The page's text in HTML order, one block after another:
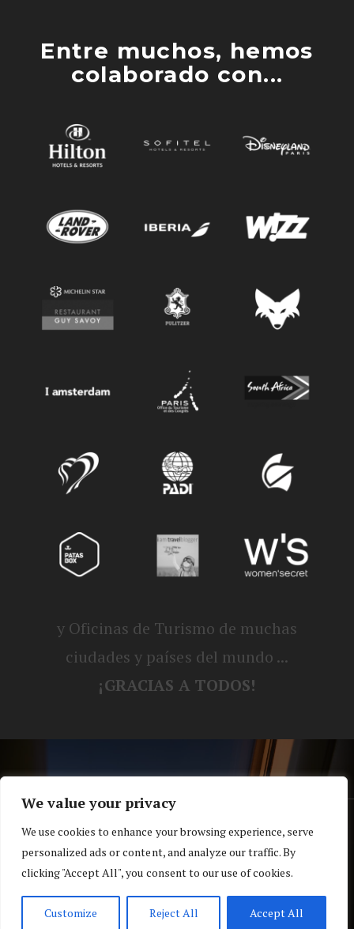
We value your privacy
We use cookies to enhance your browsing experience, serve
personalized ads or content, and analyze our traffic. By
clicking "Accept All", you consent to our use of cookies.
Customize Reject All Accept All
Entre muchos, hemos
colaborado con...
y Oficinas de Turismo de muchas
ciudades y países del mundo ...
¡GRACIAS A TODOS!
® Blog personal de Alex, Nerea, Turbo y
Koko |Política de privacidad y cookies
Top